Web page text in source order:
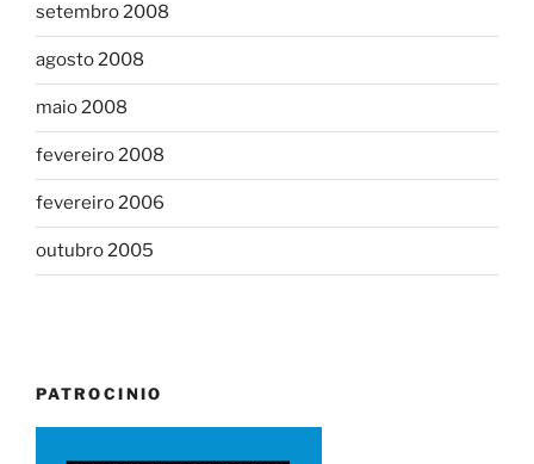
setembro 2008
agosto 2008
maio 2008
fevereiro 2008
fevereiro 2006
outubro 2005
PATROCINIO